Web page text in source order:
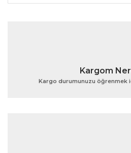
Bu ürünün fiyat bilgisi, resim,
Ürün açıklamasında eksik
Kargom
Kargo durumunuzu öğrenmek